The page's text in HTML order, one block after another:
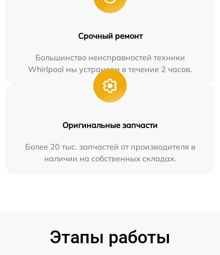
Срочный ремонт
Большинство неисправностей техники
Whirlpool мы устраняем в течение 2 часов.
Оригинальные запчасти
Более 20 тыс. запчастей от производителя в
наличии на собственных складах.
Этапы работы